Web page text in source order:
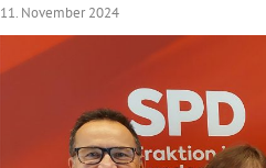
11. November 2024